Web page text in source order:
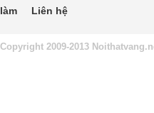
làm
Liên hệ
Copyright 2009-2013